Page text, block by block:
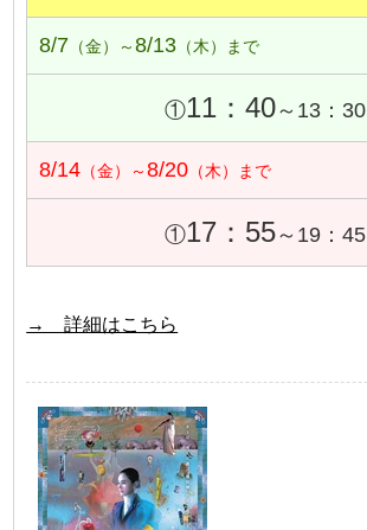
8/7 （金）～8/13 （木）まで
①11：40～13：30
8/14 （金）～8/20 （木）まで
①17：55～19：45
→ 詳細はこちら